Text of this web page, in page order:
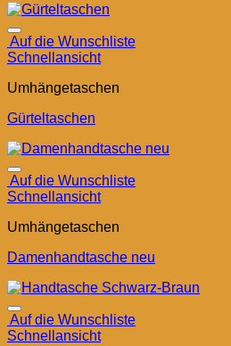
Auf die Wunschliste
Schnellansicht
Umhängetaschen
Gürteltaschen
Auf die Wunschliste
Schnellansicht
Umhängetaschen
Damenhandtasche neu
Auf die Wunschliste
Schnellansicht